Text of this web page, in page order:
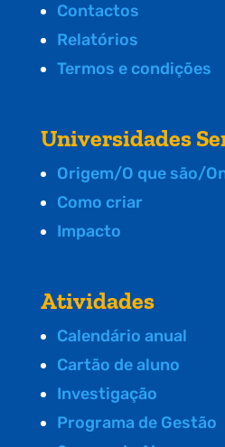
Contactos
Relatórios
Termos e condições
Universidades
Origem/O que são/
Como criar
Impacto
Atividades
Calendário anual
Cartão de aluno
Investigação
Programa de Gestão